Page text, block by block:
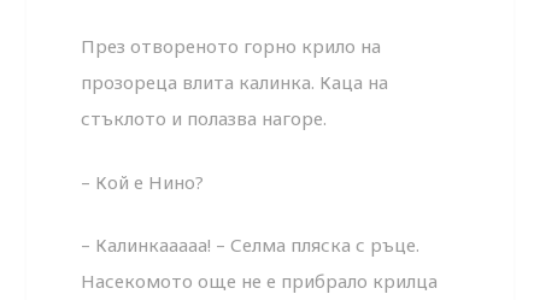
През отвореното горно крило на
прозореца влита калинка. Каца на
стъклото и полазва нагоре.
– Кой е Нино?
– Калинкааааа! – Селма пляска с ръце.
Насекомото още не е прибрало крилца